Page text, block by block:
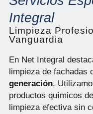
Integral
Limpieza
Vanguardia
En Net Integral
limpieza de fachadas
generación.
productos químicos
limpieza efectiva sin